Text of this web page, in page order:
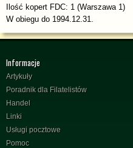
Ilość kopert FDC: 1 (Warszawa 1)
W obiegu do 1994.12.31.
Informacje
Artykuły
Poradnik dla Filatelistów
Handel
Linki
Usługi pocztowe
Pomoc